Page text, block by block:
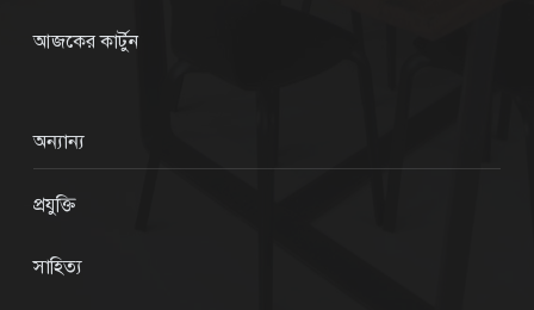
আজকের কার্টুন
অন্যান্য
প্রযুক্তি
সাহিত্য